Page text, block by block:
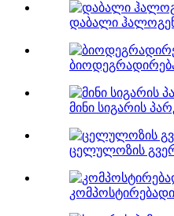
დაბალი
მინი სიგარის
ცელულოზის